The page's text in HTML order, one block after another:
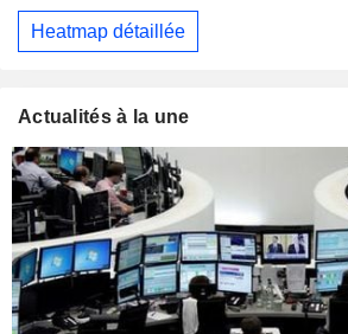
Heatmap détaillée
Actualités à la une